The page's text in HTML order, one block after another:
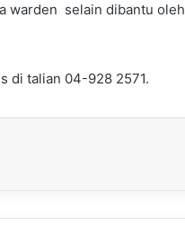
warden selain dibantu oleh
di talian 04-928 2571.